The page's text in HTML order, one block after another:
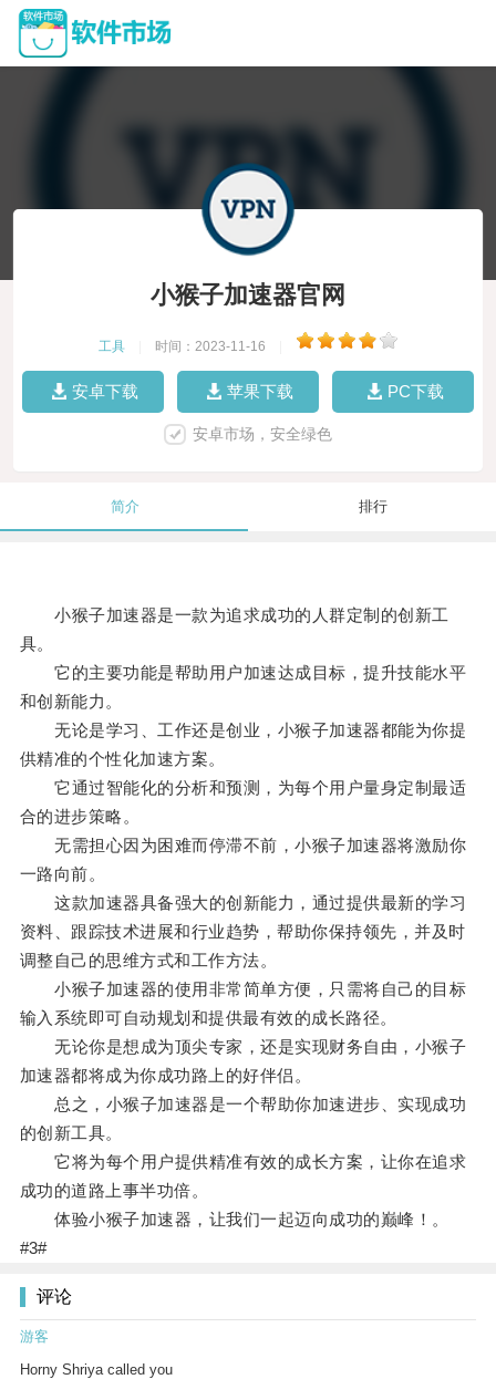
小猴子加速器官网
工具 时间：2023-11-16
安卓下载 苹果下载 PC下载
安卓市场，安全绿色
简介 排行
小猴子加速器是一款为追求成功的人群定制的创新工
具。
它的主要功能是帮助用户加速达成目标，提升技能水平
和创新能力。
无论是学习、工作还是创业，小猴子加速器都能为你提
供精准的个性化加速方案。
它通过智能化的分析和预测，为每个用户量身定制最适
合的进步策略。
无需担心因为困难而停滞不前，小猴子加速器将激励你
一路向前。
这款加速器具备强大的创新能力，通过提供最新的学习
资料、跟踪技术进展和行业趋势，帮助你保持领先，并及时
调整自己的思维方式和工作方法。
小猴子加速器的使用非常简单方便，只需将自己的目标
输入系统即可自动规划和提供最有效的成长路径。
无论你是想成为顶尖专家，还是实现财务自由，小猴子
加速器都将成为你成功路上的好伴侣。
总之，小猴子加速器是一个帮助你加速进步、实现成功
的创新工具。
它将为每个用户提供精准有效的成长方案，让你在追求
成功的道路上事半功倍。
体验小猴子加速器，让我们一起迈向成功的巅峰！。
#3#
评论
游客
Horny Shriya called you